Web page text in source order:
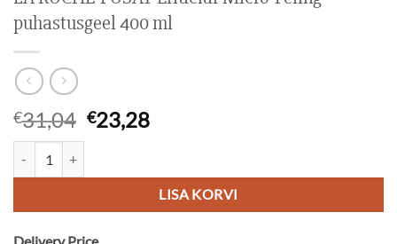
puhastusgeel 400 ml
€31,04 Algne
hind
€31,04.
€23,28Current
€23,28.
LISA KORVI